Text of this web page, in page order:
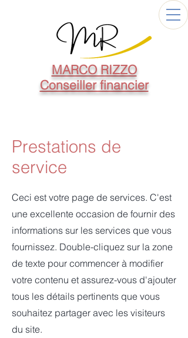
MARCO RIZZO
Conseiller financier
Prestations de
service
Ceci est votre page de services. C'est
une excellente occasion de fournir des
informations sur les services que vous
fournissez. Double-cliquez sur la zone
de texte pour commencer à modifier
votre contenu et assurez-vous d'ajouter
tous les détails pertinents que vous
souhaitez partager avec les visiteurs
du site.